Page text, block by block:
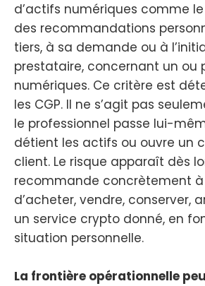
d’actifs numériques comme
des recommandations
tiers, à sa demande ou à
prestataire, concernant un ou
numériques. Ce critère est
les CGP. Il ne s’agit pas
le professionnel passe lui-
détient les actifs ou ouvre un
client. Le risque apparaît dès
recommande concrètement
d’acheter, vendre, conserver,
un service crypto donné, en
situation personnelle.
La frontière opérationnelle